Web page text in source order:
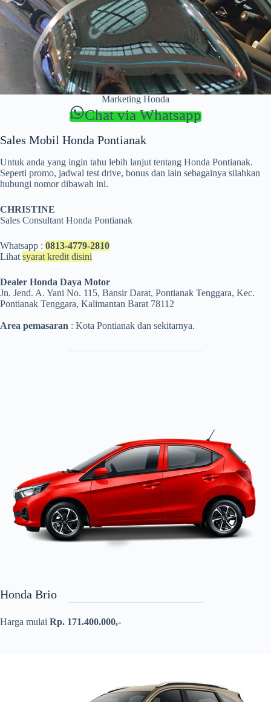
Marketing Honda
Chat via Whatsapp
Sales Mobil Honda Pontianak
Untuk anda yang ingin tahu lebih lanjut tentang Honda Pontianak.
Seperti promo, jadwal test drive, bonus dan lain sebagainya silahkan
hubungi nomor dibawah ini.
CHRISTINE
Sales Consultant Honda Pontianak
Whatsapp : 0813-4779-2810
Lihatsyarat kredit disini
Dealer Honda Daya Motor
Jn. Jend. A. Yani No. 115, Bansir Darat, Pontianak Tenggara, Kec.
Pontianak Tenggara, Kalimantan Barat 78112
Area pemasaran : Kota Pontianak dan sekitarnya.
Honda Brio
Harga mulai Rp. 171.400.000,-